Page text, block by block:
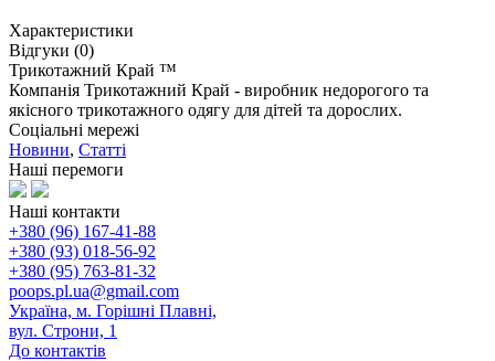
Характеристики
Відгуки (0)
Трикотажний Край ™
Компанія Трикотажний Край - виробник недорогого та
якісного трикотажного одягу для дітей та дорослих.
Соціальні мережі
Новини, Статті
Наші перемоги
Наші контакти
+380 (96) 167-41-88
+380 (93) 018-56-92
+380 (95) 763-81-32
poops.pl.ua@gmail.com
Україна, м. Горішні Плавні,
вул. Строни, 1
До контактів